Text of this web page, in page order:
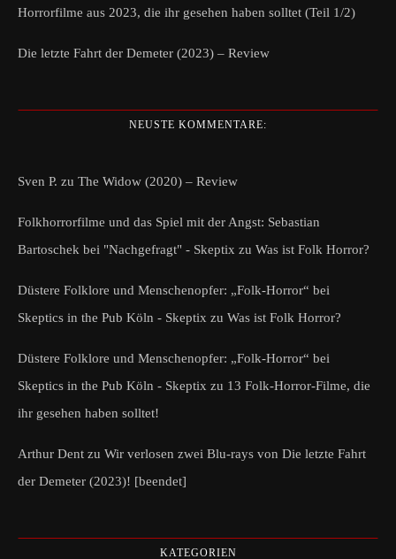
Horrorfilme aus 2023, die ihr gesehen haben solltet (Teil 1/2)
Die letzte Fahrt der Demeter (2023) – Review
NEUSTE KOMMENTARE:
Sven P. zu The Widow (2020) – Review
Folkhorrorfilme und das Spiel mit der Angst: Sebastian
Bartoschek bei "Nachgefragt" - Skeptix zu Was ist Folk Horror?
Düstere Folklore und Menschenopfer: „Folk-Horror“ bei
Skeptics in the Pub Köln - Skeptix zu Was ist Folk Horror?
Düstere Folklore und Menschenopfer: „Folk-Horror“ bei
Skeptics in the Pub Köln - Skeptix zu 13 Folk-Horror-Filme, die
ihr gesehen haben solltet!
Arthur Dent zu Wir verlosen zwei Blu-rays von Die letzte Fahrt
der Demeter (2023)! [beendet]
KATEGORIEN